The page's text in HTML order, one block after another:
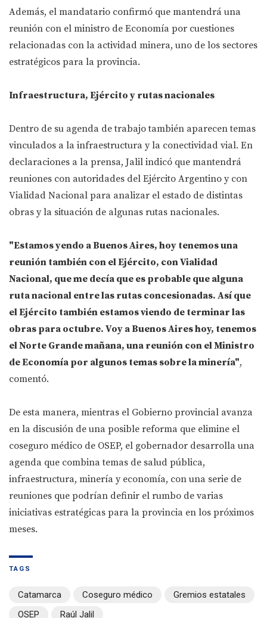
Además, el mandatario confirmó que mantendrá una
reunión con el ministro de Economía por cuestiones
relacionadas con la actividad minera, uno de los sectores
estratégicos para la provincia.
Infraestructura, Ejército y rutas nacionales
Dentro de su agenda de trabajo también aparecen temas
vinculados a la infraestructura y la conectividad vial. En
declaraciones a la prensa, Jalil indicó que mantendrá
reuniones con autoridades del Ejército Argentino y con
Vialidad Nacional para analizar el estado de distintas
obras y la situación de algunas rutas nacionales.
"Estamos yendo a Buenos Aires, hoy tenemos una
reunión también con el Ejército, con Vialidad
Nacional, que me decía que es probable que alguna
ruta nacional entre las rutas concesionadas. Así que
el Ejército también estamos viendo de terminar las
obras para octubre. Voy a Buenos Aires hoy, tenemos
el Norte Grande mañana, una reunión con el Ministro
de Economía por algunos temas sobre la minería",
comentó.
De esta manera, mientras el Gobierno provincial avanza
en la discusión de una posible reforma que elimine el
coseguro médico de OSEP, el gobernador desarrolla una
agenda que combina temas de salud pública,
infraestructura, minería y economía, con una serie de
reuniones que podrían definir el rumbo de varias
iniciativas estratégicas para la provincia en los próximos
meses.
TAGS
Catamarca Coseguro médico
Gremios estatales
OSEP
Raúl Jalil